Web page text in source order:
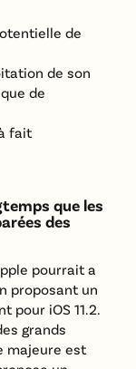
de
de son
de
fait
que les
des
pourrait a
proposant un
pour iOS 11.2.
grands
majeure est